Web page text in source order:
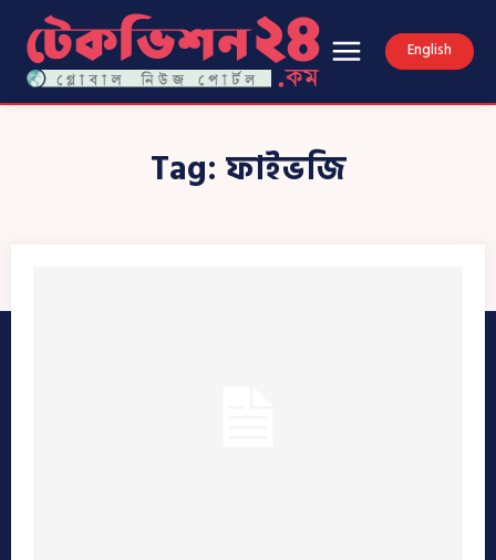
English
Tag: ফাইভজি